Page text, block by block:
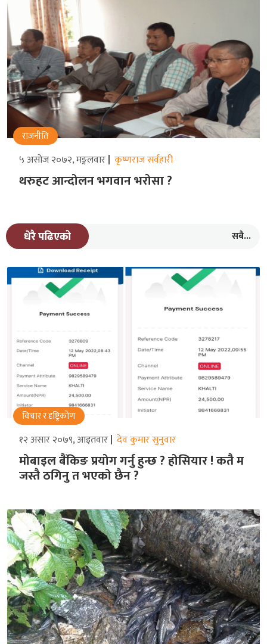
राजनीति
५ असोज २०७२, मङ्गलवार कृष्णराज सर्वहारी
थरुहट आन्दोलन भगवान भरोसा ?
धेरै पढिएको सबै...
विचार र दृष्ट्रिकोण
१२ असार २०७९, आइतवार देव कुमार सुनुवार
मोबाइल बैंकिङ प्रयोग गर्नु हुन्छ ? होसियार ! कतै म
जस्तै ठगिनु त भएको छैन ?